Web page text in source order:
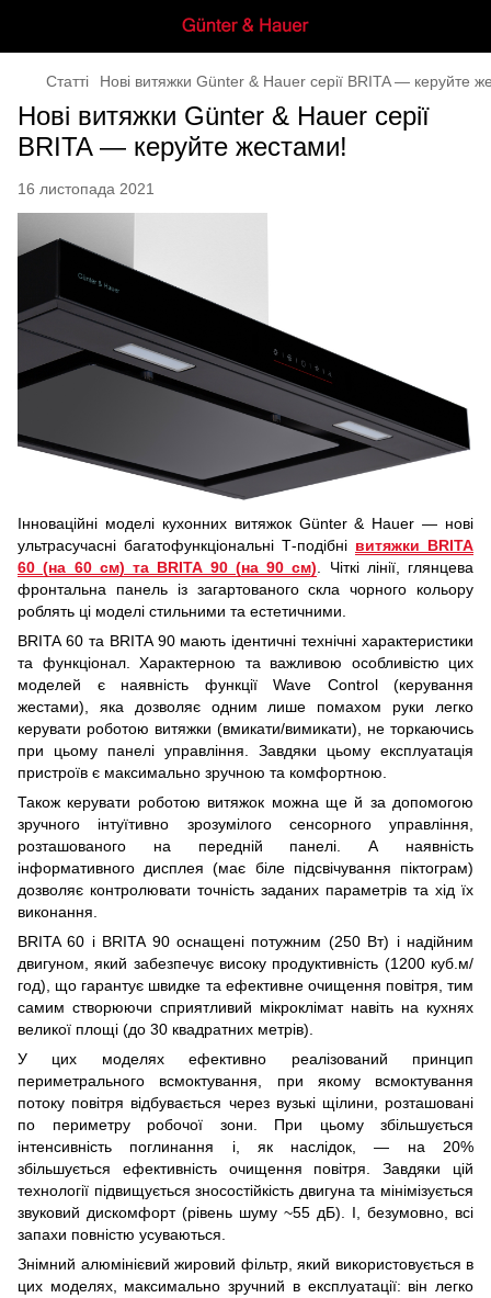
Статті Нові витяжки Günter & Hauer серії BRITA — керуйте
Нові витяжки Günter & Hauer серії
BRITA — керуйте жестами!
16 листопада 2021
Інноваційні моделі кухонних витяжок Günter & Hauer — нові
ультрасучасні багатофункціональні Т-подібні витяжки BRITA
60 (на 60 см) та BRITA 90 (на 90 см) . Чіткі лінії, глянцева
фронтальна панель із загартованого скла чорного кольору
роблять ці моделі стильними та естетичними.
BRITA 60 та BRITA 90 мають ідентичні технічні характеристики
та функціонал. Характерною та важливою особливістю цих
моделей є наявність функції Wave Control (керування
жестами), яка дозволяє одним лише помахом руки легко
керувати роботою витяжки (вмикати/вимикати), не торкаючись
при цьому панелі управління. Завдяки цьому експлуатація
пристроїв є максимально зручною та комфортною.
Також керувати роботою витяжок можна ще й за допомогою
зручного інтуїтивно зрозумілого сенсорного управління,
розташованого на передній панелі. А наявність
інформативного дисплея (має біле підсвічування піктограм)
дозволяє контролювати точність заданих параметрів та хід їх
виконання.
BRITA 60 і BRITA 90 оснащені потужним (250 Вт) і надійним
двигуном, який забезпечує високу продуктивність (1200 куб.м/
год), що гарантує швидке та ефективне очищення повітря, тим
самим створюючи сприятливий мікроклімат навіть на кухнях
великої площі (до 30 квадратних метрів).
У цих моделях ефективно реалізований принцип
периметрального всмоктування, при якому всмоктування
потоку повітря відбувається через вузькі щілини, розташовані
по периметру робочої зони. При цьому збільшується
інтенсивність поглинання і, як наслідок, — на 20%
збільшується ефективність очищення повітря. Завдяки цій
технології підвищується зносостійкість двигуна та мінімізується
звуковий дискомфорт (рівень шуму ~55 дБ). І, безумовно, всі
запахи повністю усуваються.
Знімний алюмінієвий жировий фільтр, який використовується в
цих моделях, максимально зручний в експлуатації: він легко